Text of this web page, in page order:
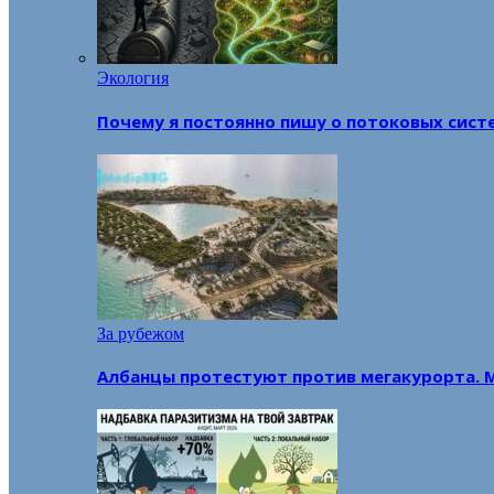
Экология
Почему я постоянно пишу о потоковых
За рубежом
Албанцы протестуют против мегакурорта.